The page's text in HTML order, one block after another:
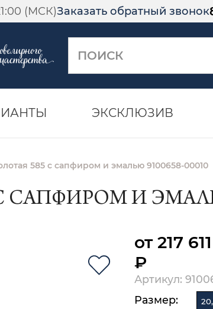
(МСК)Заказать обратный звонок
ЭКСКЛЮЗИВ
585 с сапфиром и эмалью 9100658-00010
САПФИРОМ И
от 217 611
₽
Артикул:
Размер: